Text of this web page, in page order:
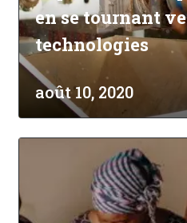
en se tournant
technologies
août 10, 2020